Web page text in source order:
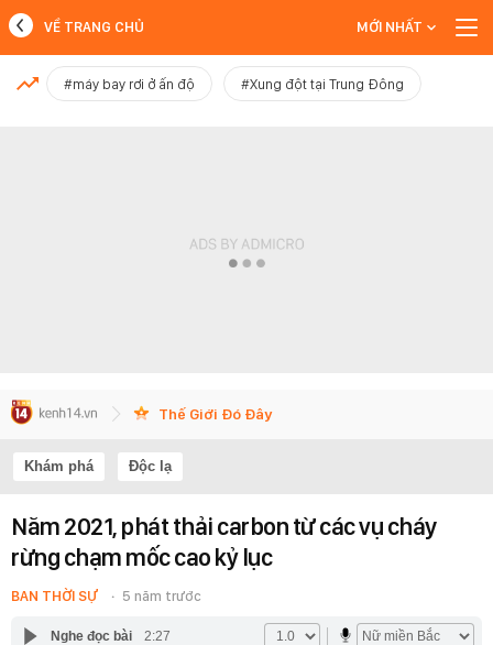
MỚI NHẤT
VỀ TRANG CHỦ MỚI NHẤT
#máy bay rơi ở ấn độ #Xung đột tại Trung Đông
Thế Giới Đó Đây
Khám phá Độc lạ
Năm 2021, phát thải carbon từ các vụ cháy
rừng chạm mốc cao kỷ lục
BAN THỜI SỰ 5 năm trước
Nghe đọc bài 2:27